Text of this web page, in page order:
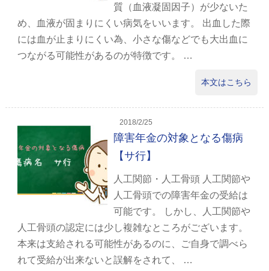
質（血液凝固因子）が少ないた
め、血液が固まりにくい病気をいいます。 出血した際
には血が止まりにくい為、小さな傷などでも大出血に
つながる可能性があるのが特徴です。 …
本文はこちら
2018/2/25
障害年金の対象となる傷病
【サ行】
人工関節・人工骨頭 人工関節や
人工骨頭での障害年金の受給は
可能です。 しかし、人工関節や
人工骨頭の認定には少し複雑なところがございます。
本来は支給される可能性があるのに、ご自身で調べら
れて受給が出来ないと誤解をされて、 …